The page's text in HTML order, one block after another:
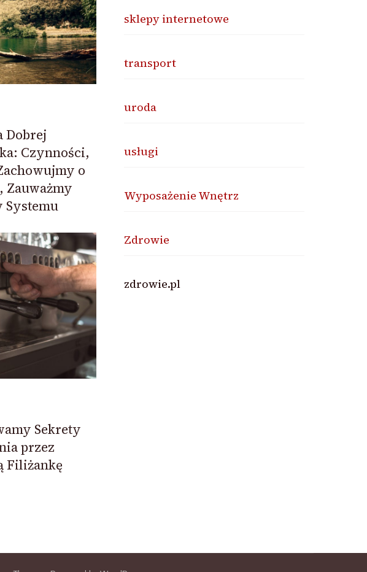
Dobrej
Czynności,
o
Zauważmy
Systemu
Sekrety
przez
Filiżankę
sklepy internetowe
transport
uroda
usługi
Wyposażenie Wnętrz
Zdrowie
zdrowie.pl